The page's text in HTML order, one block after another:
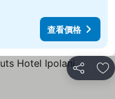
查看價格
分享 放